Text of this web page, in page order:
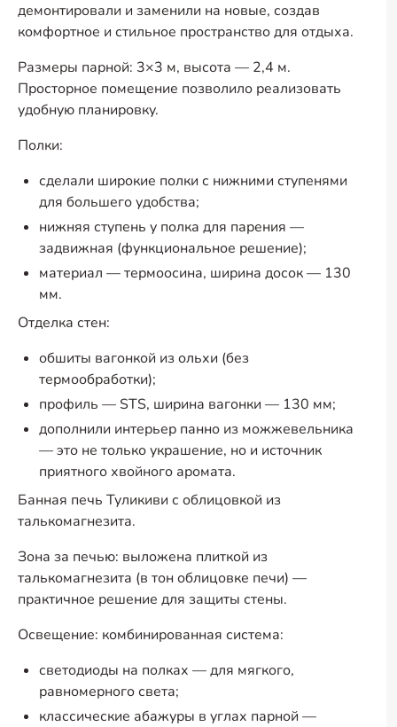
демонтировали и заменили на новые, создав
комфортное и стильное пространство для отдыха.
Размеры парной: 3×3 м, высота — 2,4 м.
Просторное помещение позволило реализовать
удобную планировку.
Полки:
сделали широкие полки с нижними ступенями
для большего удобства;
нижняя ступень у полка для парения —
задвижная (функциональное решение);
материал — термоосина, ширина досок — 130
мм.
Отделка стен:
обшиты вагонкой из ольхи (без
термообработки);
профиль — STS, ширина вагонки — 130 мм;
дополнили интерьер панно из можжевельника
— это не только украшение, но и источник
приятного хвойного аромата.
Банная печь Туликиви с облицовкой из
талькомагнезита.
Зона за печью: выложена плиткой из
талькомагнезита (в тон облицовке печи) —
практичное решение для защиты стены.
Освещение: комбинированная система:
светодиоды на полках — для мягкого,
равномерного света;
классические абажуры в углах парной —